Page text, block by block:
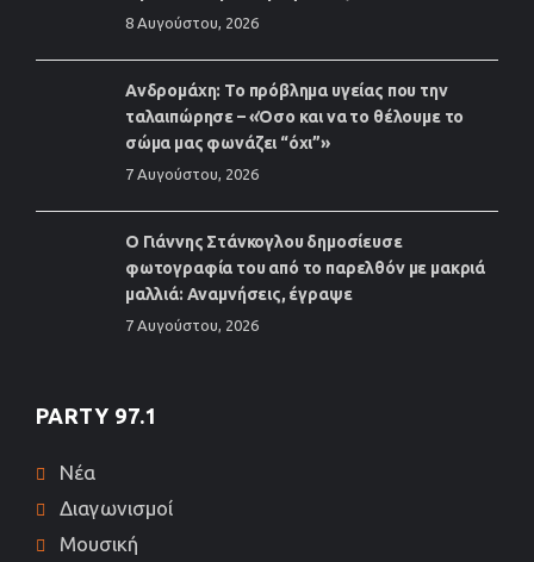
8 Αυγούστου, 2026
Ανδρομάχη: Το πρόβλημα υγείας που την
ταλαιπώρησε – «Όσο και να το θέλουμε το
σώμα μας φωνάζει “όχι”»
7 Αυγούστου, 2026
Ο Γιάννης Στάνκογλου δημοσίευσε
φωτογραφία του από το παρελθόν με μακριά
μαλλιά: Αναμνήσεις, έγραψε
7 Αυγούστου, 2026
PARTY 97.1
Νέα
Διαγωνισμοί
Μουσική